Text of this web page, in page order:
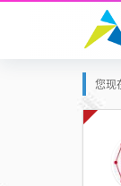
您现